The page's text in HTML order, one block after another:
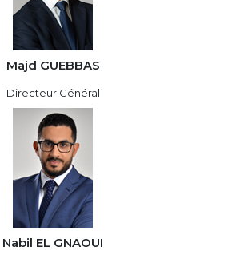
Majd GUEBBAS
Directeur Général
Nabil EL GNAOUI